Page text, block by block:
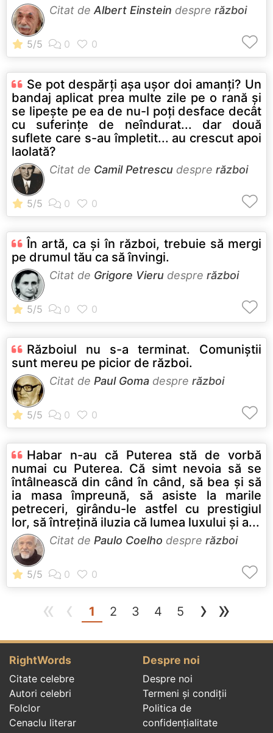
Citat de Albert Einstein despre război
Se pot despărţi aşa uşor doi amanţi? Un
bandaj aplicat prea multe zile pe o rană şi
se lipeşte pe ea de nu-l poţi desface decât
cu suferinţe de neîndurat... dar două
suflete care s-au împletit... au crescut apoi
laolată?
Citat de Camil Petrescu despre război
În artă, ca şi în război, trebuie să mergi
pe drumul tău ca să învingi.
Citat de Grigore Vieru despre război
Războiul nu s-a terminat. Comuniştii
sunt mereu pe picior de război.
Citat de Paul Goma despre război
Habar n-au că Puterea stă de vorbă
numai cu Puterea. Că simt nevoia să se
întâlnească din când în când, să bea şi să
ia masa împreună, să asiste la marile
petreceri, girându-le astfel cu prestigiul
lor, să întreţină iluzia că lumea luxului şi a...
Citat de Paulo Coelho despre război
« ‹ 1 (current)
2 3 4 5 › »
RightWords
Citate celebre
Autori celebri
Folclor
Cenaclu literar
Despre noi
Despre noi
Termeni și condiții
Politica de
confidenţialitate